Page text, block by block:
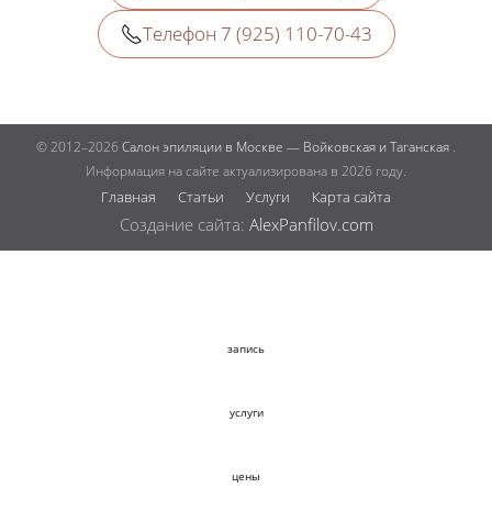
Телефон 7 (925) 110-70-43
© 2012–2026 Салон эпиляции в Москве — Войковская и Таганская .
Информация на сайте актуализирована в 2026 году.
Главная Статьи Услуги Карта сайта
Создание сайта: AlexPanfilov.com
запись
услуги
цены